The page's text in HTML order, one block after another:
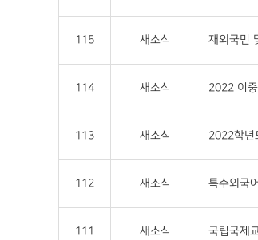
115 새소식 재외국민
114 새소식 2022 이
113 새소식 2022학년
112 새소식 특수외국
111 새소식 국립국제